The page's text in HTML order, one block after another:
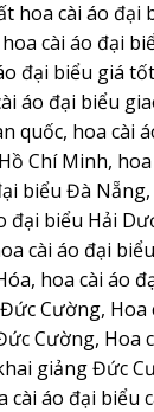
hoa cài áo đại
cài áo đại
đại biểu giá
áo đại biểu
quốc, hoa cài
Chí Minh,
biểu Đà
đại biểu Hải
cài áo đại
hoa cài áo
Cường,
Cường, Hoa
giảng Đức
cài áo đại biểu